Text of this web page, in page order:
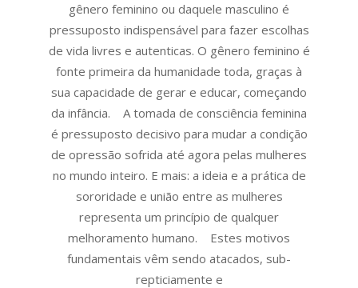
gênero feminino ou daquele masculino é
pressuposto indispensável para fazer escolhas
de vida livres e autenticas. O gênero feminino é
fonte primeira da humanidade toda, graças à
sua capacidade de gerar e educar, começando
da infância. A tomada de consciência feminina
é pressuposto decisivo para mudar a condição
de opressão sofrida até agora pelas mulheres
no mundo inteiro. E mais: a ideia e a prática de
sororidade e união entre as mulheres
representa um princípio de qualquer
melhoramento humano. Estes motivos
fundamentais vêm sendo atacados, sub-
repticiamente e